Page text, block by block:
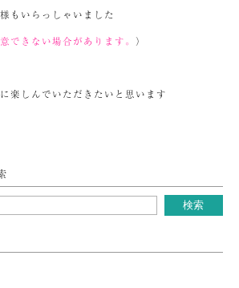
もいらっしゃいました
できない場合があります。 ）
楽しんでいただきたいと思います